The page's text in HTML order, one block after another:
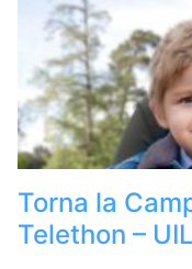
Torna la
Telethon –